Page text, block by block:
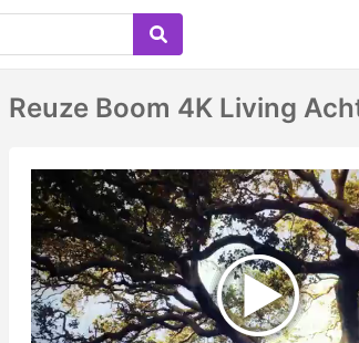
Reuze Boom 4K Living